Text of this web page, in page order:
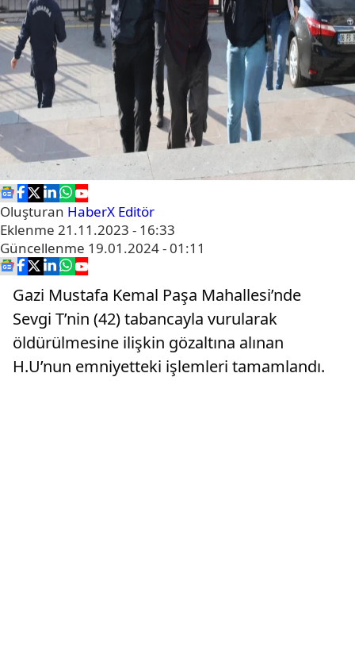
Oluşturan HaberX Editör
Eklenme 21.11.2023 - 16:33
Güncellenme 19.01.2024 - 01:11
Gazi Mustafa Kemal Paşa Mahallesi’nde
Sevgi T’nin (42) tabancayla vurularak
öldürülmesine ilişkin gözaltına alınan
H.U’nun emniyetteki işlemleri tamamlandı.